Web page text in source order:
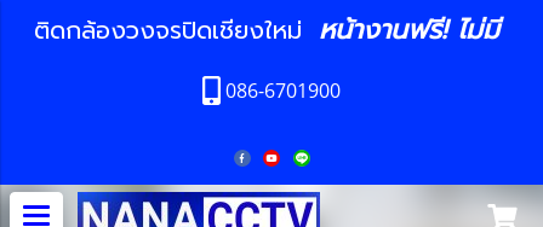
ติดกล้องวงจรปิดเชียงใหม่ หน้างานฟรี! ไม่มี
086-6701900